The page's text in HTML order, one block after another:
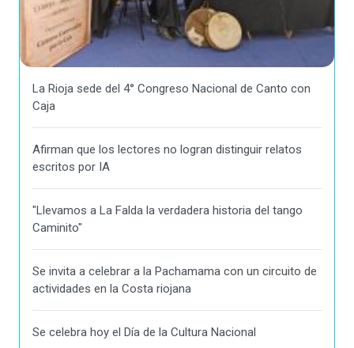
La Rioja sede del 4° Congreso Nacional de Canto con
Caja
Afirman que los lectores no logran distinguir relatos
escritos por IA
"Llevamos a La Falda la verdadera historia del tango
Caminito"
Se invita a celebrar a la Pachamama con un circuito de
actividades en la Costa riojana
Se celebra hoy el Día de la Cultura Nacional